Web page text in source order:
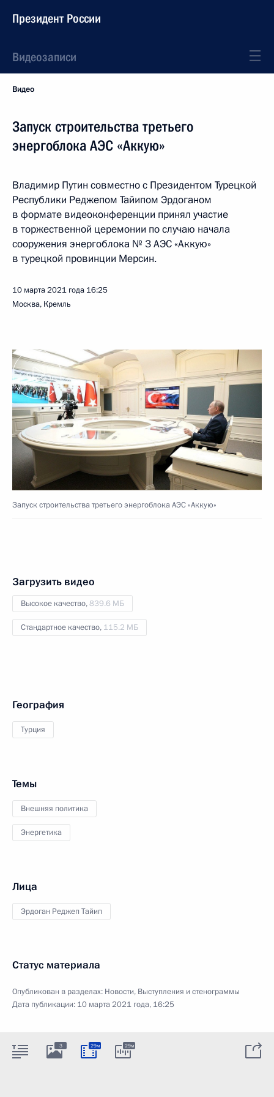
Президент России
Видеозаписи
Видео
Запуск строительства третьего
энергоблока АЭС «Аккую»
Владимир Путин совместно с Президентом Турецкой
Республики Реджепом Тайипом Эрдоганом
в формате видеоконференции принял участие
в торжественной церемонии по случаю начала
сооружения энергоблока № 3 АЭС «Аккую»
в турецкой провинции Мерсин.
10 марта 2021 года 16:25
Москва, Кремль
Запуск строительства третьего энергоблока АЭС «Аккую»
Загрузить видео
Высокое качество,839.6 МБ
Стандартное качество, 115.2 МБ
География
Турция
Темы
Внешняя политика
Энергетика
Лица
Эрдоган Реджеп Тайип
Статус материала
Опубликован в разделах: Новости, Выступления и стенограммы
Дата публикации: 10 марта 2021 года, 16:25
3 29м 29м